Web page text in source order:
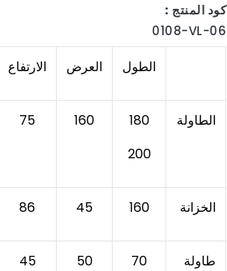
كود المنتج :
0108-VL-06
الارتفاع العرض الطول
75 160
180
200
الطاولة
86 45 160 الخزانة
45 50 70
طاولة